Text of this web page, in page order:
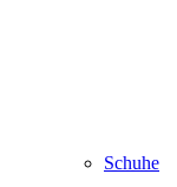
Schuhe